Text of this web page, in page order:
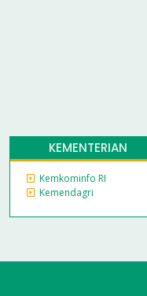
KEMENTERIAN
Kemkominfo RI
Kemendagri